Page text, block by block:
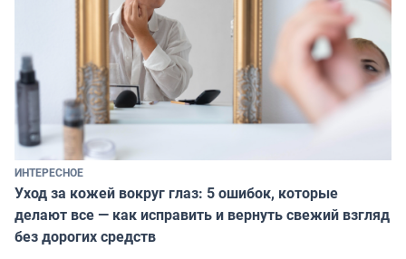
ИНТЕРЕСНОЕ
Уход за кожей вокруг глаз: 5 ошибок, которые
делают все — как исправить и вернуть свежий взгляд
без дорогих средств